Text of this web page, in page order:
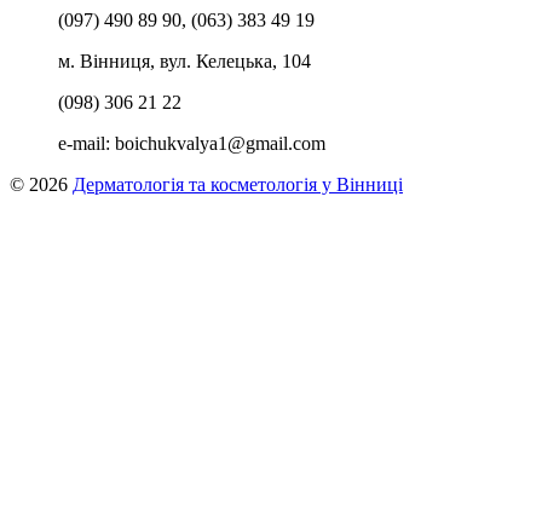
(097) 490 89 90, (063) 383 49 19
м. Вінниця, вул. Келецька, 104
(098) 306 21 22
e-mail: boichukvalya1@gmail.com
© 2026 Дерматологія та косметологія у Вінниці